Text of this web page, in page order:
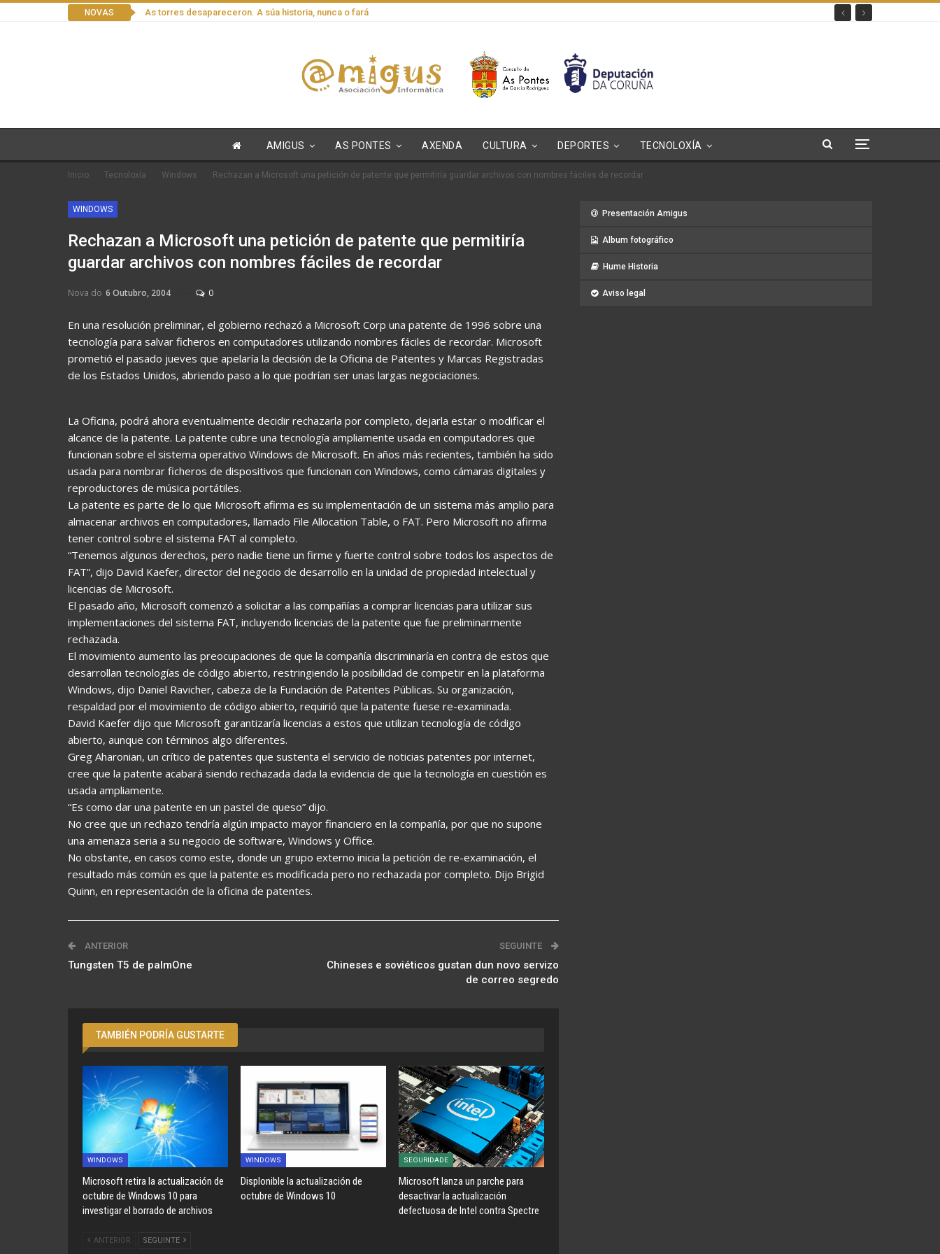
NOVAS As torres desapareceron. A súa historia, nunca o fará
AMIGUS AS PONTES AXENDA CULTURA DEPORTES TECNOLOXÍA
Inicio Tecnoloxía Windows Rechazan a Microsoft una petición de patente que permitiría guardar archivos con nombres fáciles de recordar
WINDOWS
Rechazan a Microsoft una petición de patente que permitiría
guardar archivos con nombres fáciles de recordar
Nova do 6 Outubro, 2004 0
En una resolución preliminar, el gobierno rechazó a Microsoft Corp una patente de 1996 sobre una
tecnología para salvar ficheros en computadores utilizando nombres fáciles de recordar. Microsoft
prometió el pasado jueves que apelaría la decisión de la Oficina de Patentes y Marcas Registradas
de los Estados Unidos, abriendo paso a lo que podrían ser unas largas negociaciones.
La Oficina, podrá ahora eventualmente decidir rechazarla por completo, dejarla estar o modificar el
alcance de la patente. La patente cubre una tecnología ampliamente usada en computadores que
funcionan sobre el sistema operativo Windows de Microsoft. En años más recientes, también ha sido
usada para nombrar ficheros de dispositivos que funcionan con Windows, como cámaras digitales y
reproductores de música portátiles.
La patente es parte de lo que Microsoft afirma es su implementación de un sistema más amplio para
almacenar archivos en computadores, llamado File Allocation Table, o FAT. Pero Microsoft no afirma
tener control sobre el sistema FAT al completo.
“Tenemos algunos derechos, pero nadie tiene un firme y fuerte control sobre todos los aspectos de
FAT”, dijo David Kaefer, director del negocio de desarrollo en la unidad de propiedad intelectual y
licencias de Microsoft.
El pasado año, Microsoft comenzó a solicitar a las compañías a comprar licencias para utilizar sus
implementaciones del sistema FAT, incluyendo licencias de la patente que fue preliminarmente
rechazada.
El movimiento aumento las preocupaciones de que la compañía discriminaría en contra de estos que
desarrollan tecnologías de código abierto, restringiendo la posibilidad de competir en la plataforma
Windows, dijo Daniel Ravicher, cabeza de la Fundación de Patentes Públicas. Su organización,
respaldad por el movimiento de código abierto, requirió que la patente fuese re-examinada.
David Kaefer dijo que Microsoft garantizaría licencias a estos que utilizan tecnología de código
abierto, aunque con términos algo diferentes.
Greg Aharonian, un crítico de patentes que sustenta el servicio de noticias patentes por internet,
cree que la patente acabará siendo rechazada dada la evidencia de que la tecnología en cuestión es
usada ampliamente.
“Es como dar una patente en un pastel de queso” dijo.
No cree que un rechazo tendría algún impacto mayor financiero en la compañía, por que no supone
una amenaza seria a su negocio de software, Windows y Office.
No obstante, en casos como este, donde un grupo externo inicia la petición de re-examinación, el
resultado más común es que la patente es modificada pero no rechazada por completo. Dijo Brigid
Quinn, en representación de la oficina de patentes.
ANTERIOR
Tungsten T5 de palmOne
SEGUINTE
Chineses e soviéticos gustan dun novo servizo
de correo segredo
TAMBIÉN PODRÍA GUSTARTE
WINDOWS
Microsoft retira la actualización de
octubre de Windows 10 para
investigar el borrado de archivos
WINDOWS
Displonible la actualización de
octubre de Windows 10
SEGURIDADE
Microsoft lanza un parche para
desactivar la actualización
defectuosa de Intel contra Spectre
ANTERIOR SEGUINTE
Presentación Amigus
Album fotográfico
Hume Historia
Aviso legal